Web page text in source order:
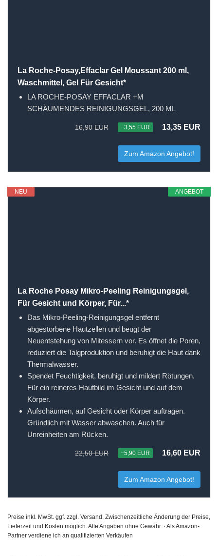
La Roche-Posay,Effaclar Gel Moussant 200 ml,
Waschmittel, Gel Für Gesicht*
LA ROCHE-POSAY EFFACLAR +M
SCHÄUMENDES REINIGUNGSGEL, 200 ML
16,90 EUR −3,55 EUR 13,35 EUR
Zum Amazon Angebot!
ANGEBOT
NEU
La Roche Posay Mikro-Peeling Reinigungsgel,
Für Gesicht und Körper, Für...*
Das Mikro-Peeling-Reinigungsgel entfernt
abgestorbene Hautzellen und beugt der
Neuentstehung von Mitessern vor. Es öffnet die Poren,
reduziert die Talgproduktion und beruhigt die Haut dank
Thermalwasser.
Spendet Feuchtigkeit, beruhigt und mildert Rötungen.
Für ein reineres Hautbild im Gesicht und auf dem
Körper.
Aufschäumen, auf Gesicht oder Körper auftragen.
Gründlich mit Wasser abwaschen. Auch für
Unreinheiten am Rücken.
22,50 EUR −5,90 EUR 16,60 EUR
Zum Amazon Angebot!
Preise inkl. MwSt. ggf. zzgl. Versand. Zwischenzeitliche Änderung der Preise,
Lieferzeit und Kosten möglich. Alle Angaben ohne Gewähr. · Als Amazon-
Partner verdiene ich an qualifizierten Verkäufen